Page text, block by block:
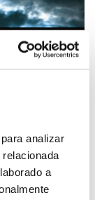
analizar
a